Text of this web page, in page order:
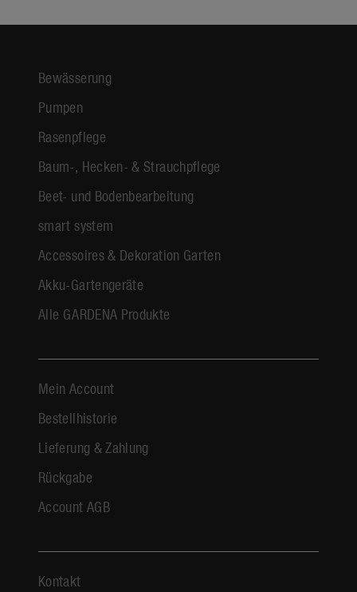
Bewässerung
Pumpen
Rasenpflege
Baum-, Hecken- & Strauchpflege
Beet- und Bodenbearbeitung
smart system
Accessoires & Dekoration Garten
Akku-Gartengeräte
Alle GARDENA Produkte
Mein Account
Bestellhistorie
Lieferung & Zahlung
Rückgabe
Account AGB
Kontakt